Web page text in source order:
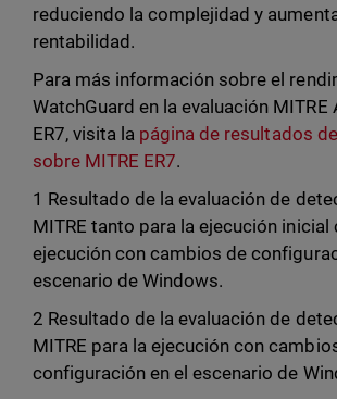
reduciendo la complejidad y
rentabilidad.
Para más información sobre el
WatchGuard en la evaluación MITRE
ER7, visita la página de resultados
sobre MITRE ER7.
1 Resultado de la evaluación de
MITRE tanto para la ejecución inicial
ejecución con cambios de
escenario de Windows.
2 Resultado de la evaluación de
MITRE para la ejecución con
configuración en el escenario de